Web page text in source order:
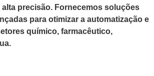
precisão. Fornecemos soluções
para otimizar a automatização e
químico, farmacêutico,